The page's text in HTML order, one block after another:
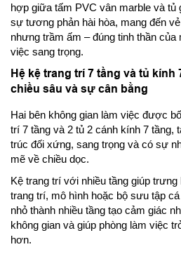
hợp giữa tấm PVC vân marble và tủ
sự tương phản hài hòa, mang đến
nhưng trầm ấm – đúng tinh thần của
việc sang trọng.
Hệ kệ trang trí 7 tầng và tủ kính
chiều sâu và sự cân bằng
Hai bên không gian làm việc được
trí 7 tầng và 2 tủ 2 cánh kính 7 tầng,
trúc đối xứng, sang trọng và có sự
mẽ về chiều dọc.
Kệ trang trí với nhiều tầng giúp
trang trí, mô hình hoặc bộ sưu tập
nhỏ thành nhiều tầng tạo cảm giác
không gian và giúp phòng làm việc
hơn.